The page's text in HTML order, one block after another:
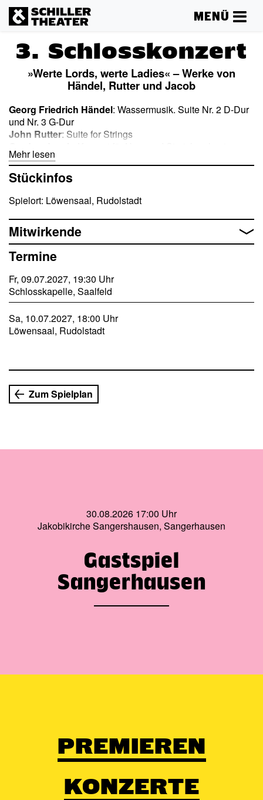
MENÜ
3. Schlosskonzert
»Werte Lords, werte Ladies« – Werke von
Händel, Rutter und Jacob
Georg Friedrich Händel: Wassermusik. Suite Nr. 2 D-Dur
und Nr. 3 G-Dur
John Rutter: Suite for Strings
Mehr lesen
Stückinfos
Spielort: Löwensaal, Rudolstadt
Mitwirkende
Termine
Fr, 09.07.2027, 19:30 Uhr
Schlosskapelle, Saalfeld
Sa, 10.07.2027, 18:00 Uhr
Löwensaal, Rudolstadt
Zum Spielplan
30.08.2026 17:00 Uhr
Jakobikirche Sangershausen, Sangerhausen
Gastspiel
Sangerhausen
PREMIEREN
KONZERTE